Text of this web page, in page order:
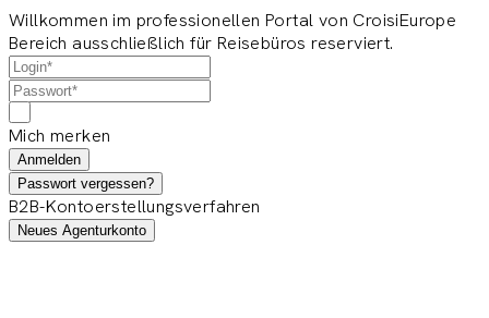
Willkommen im professionellen Portal von CroisiEurope
Bereich ausschließlich für Reisebüros reserviert.
Mich merken
Anmelden
Passwort vergessen?
B2B-Kontoerstellungsverfahren
Neues Agenturkonto